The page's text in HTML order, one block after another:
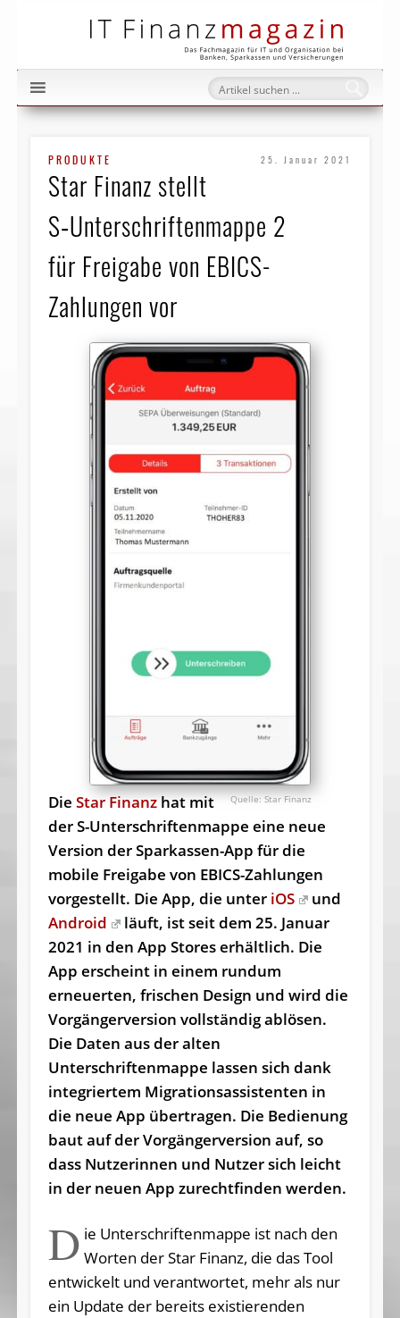
PRODUKTE 25. Januar 2021
Star Finanz stellt
S‑Unterschriftenmappe 2
für Freigabe von EBICS-
Zahlungen vor
Star Finanz
Die Star Finanzhat mit
der S-Unterschriftenmappe eine neue
Version der Sparkassen-App für die
mobile Freigabe von EBICS-Zahlungen
vorgestellt. Die App, die unter iOS
und
Android
läuft, ist seit dem 25. Januar
2021 in den App Stores erhältlich. Die
App erscheint in einem rundum
erneuerten, frischen Design und wird die
Vorgängerversion vollständig ablösen.
Die Daten aus der alten
Unterschriftenmappe lassen sich dank
integriertem Migrationsassistenten in
die neue App übertragen. Die Bedienung
baut auf der Vorgängerversion auf, so
dass Nutzerinnen und Nutzer sich leicht
in der neuen App zurechtfinden werden.
D ie Unterschriftenmappe ist nach den
Worten der Star Finanz, die das Tool
entwickelt und verantwortet, mehr als nur
ein Update der bereits existierenden